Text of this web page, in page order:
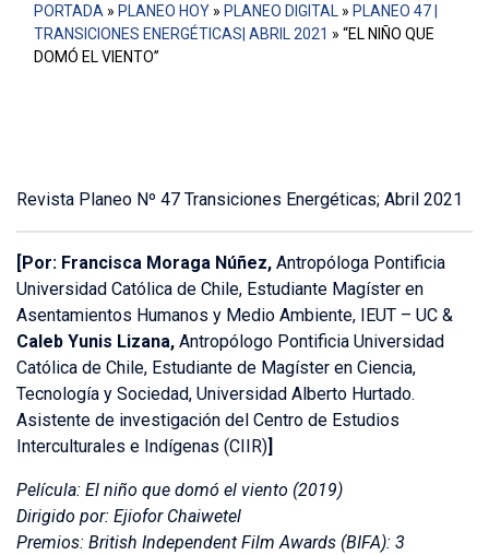
PORTADA » PLANEO HOY » PLANEO DIGITAL » PLANEO 47 |
TRANSICIONES ENERGÉTICAS| ABRIL 2021 » “EL NIÑO QUE
DOMÓ EL VIENTO”
Revista Planeo Nº 47 Transiciones Energéticas; Abril 2021
[Por: Francisca Moraga Núñez, Antropóloga Pontificia
Universidad Católica de Chile, Estudiante Magíster en
Asentamientos Humanos y Medio Ambiente, IEUT – UC &
Caleb Yunis Lizana, Antropólogo Pontificia Universidad
Católica de Chile, Estudiante de Magíster en Ciencia,
Tecnología y Sociedad, Universidad Alberto Hurtado.
Asistente de investigación del Centro de Estudios
Interculturales e Indígenas (CIIR)]
Película: El niño que domó el viento (2019)
Dirigido por: Ejiofor Chaiwetel
Premios: British Independent Film Awards (BIFA): 3